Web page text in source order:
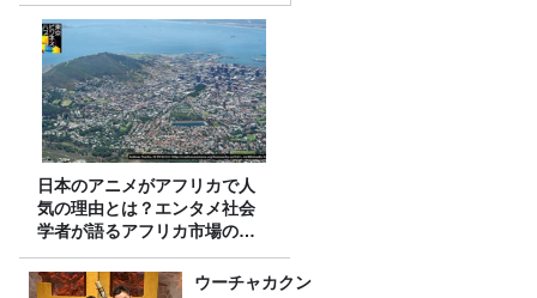
日本のアニメがアフリカで人
気の理由とは？エンタメ社会
学者が語るアフリカ市場のリ
アル
ウーチャカクン